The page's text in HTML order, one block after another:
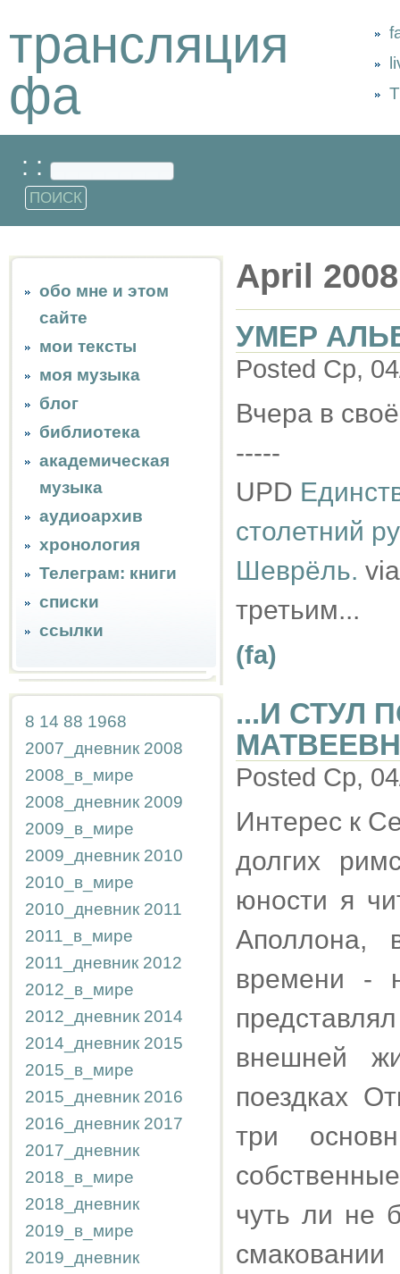
трансляция
фа
: :
обо мне и этом
сайте
мои тексты
моя музыка
блог
библиотека
академическая
музыка
аудиоархив
хронология
Телеграм: книги
списки
ссылки
8 14 88 1968
2007_дневник 2008
2008_в_мире
2008_дневник 2009
2009_в_мире
2009_дневник 2010
2010_в_мире
2010_дневник 2011
2011_в_мире
2011_дневник 2012
2012_в_мире
2012_дневник 2014
2014_дневник 2015
2015_в_мире
2015_дневник 2016
2016_дневник 2017
2017_дневник
2018_в_мире
2018_дневник
2019_в_мире
2019_дневник
April 2008
УМЕР
Posted Ср,
Вчера в
-----
UPD
столетний
Шеврёль.
третьим...
(fa)
...И СТУЛ
Posted Ср,
Интерес к
долгих
юности я
Аполлона,
времени -
внешней
поездках
три
чуть ли не